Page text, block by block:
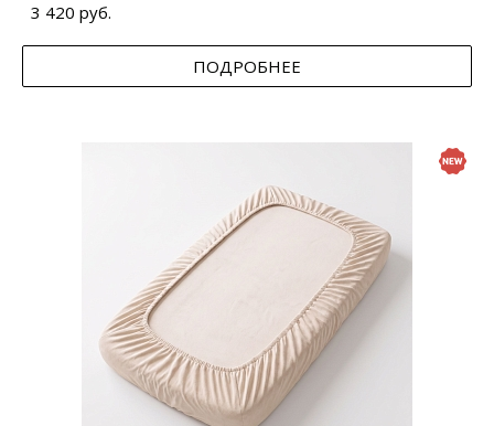
3 420 руб.
ПОДРОБНЕЕ